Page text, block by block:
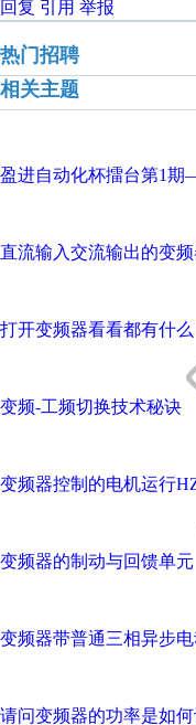
回复 引用 举报
热门招聘
相关主题
盈进自动化杯擂台第1
直流输入交流输出的变频
打开变频器看看都有什么
变频-工频切换技术秘诀
变频器控制的电机运行
变频器的制动与回馈单元
变频器带普通三相异步电
请问变频器的功率是如何